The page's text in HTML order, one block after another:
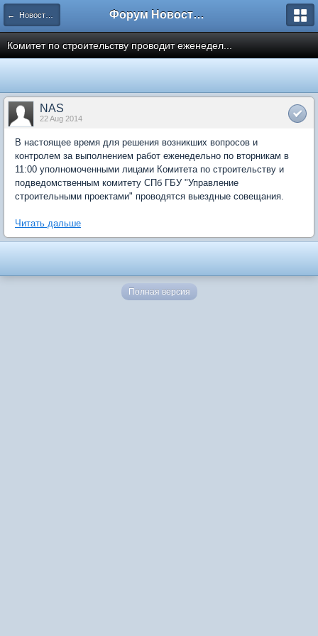
← Новости рынка недвижимости Форум Новостройки
Комитет по строительству проводит еженедел...
NAS
22 Aug 2014
В настоящее время для решения возникших вопросов и
контролем за выполнением работ еженедельно по вторникам в
11:00 уполномоченными лицами Комитета по строительству и
подведомственным комитету СПб ГБУ "Управление
строительными проектами" проводятся выездные совещания.
Читать дальше
Полная версия